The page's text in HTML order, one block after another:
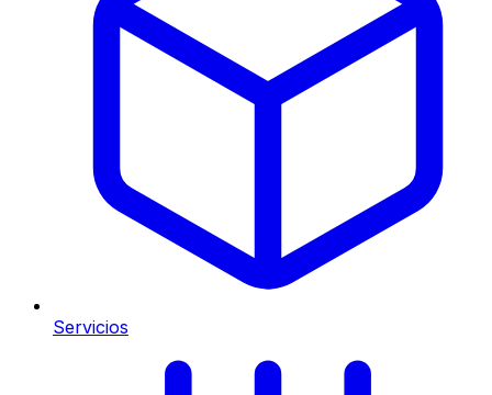
Servicios